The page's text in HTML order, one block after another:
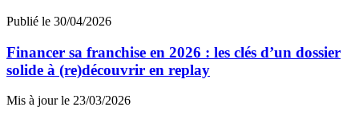
Publié le 30/04/2026
Financer sa franchise en 2026 : les clés d’un dossier
solide à (re)découvrir en replay
Mis à jour le 23/03/2026